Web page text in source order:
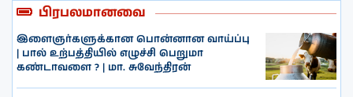
பிரபலமானவை
இளைஞர்களுக்கான பொன்னான வாய்ப்பு
| பால் உற்பத்தியில் எழுச்சி பெறுமா
கண்டாவளை ? | மா. சுவேந்திரன்